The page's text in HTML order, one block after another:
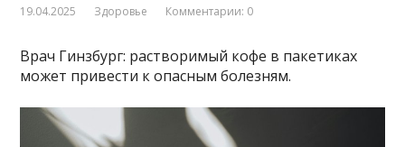
19.04.2025 Здоровье Комментарии: 0
Врач Гинзбург: растворимый кофе в пакетиках
может привести к опасным болезням.